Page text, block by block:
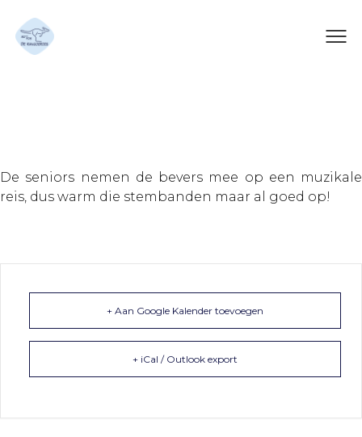
De seniors nemen de bevers mee op een muzikale
reis, dus warm die stembanden maar al goed op!
+ Aan Google Kalender toevoegen
+ iCal / Outlook export